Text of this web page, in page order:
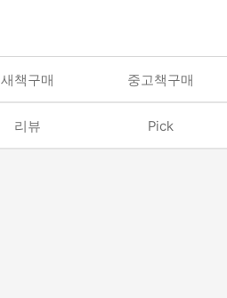
새책구매 중고책구매
리뷰 Pick